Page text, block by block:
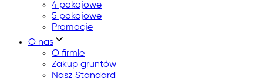
4 pokojowe
5 pokojowe
Promocje
O nas
O firmie
Zakup gruntów
Nasz Standard